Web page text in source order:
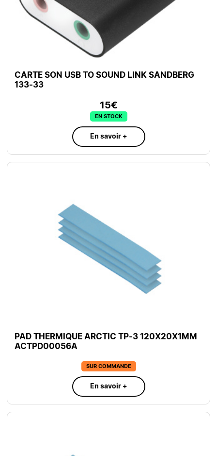
CARTE SON USB TO SOUND LINK SANDBERG
133-33
15€
EN STOCK
En savoir +
PAD THERMIQUE ARCTIC TP-3 120X20X1MM
ACTPD00056A
SUR COMMANDE
En savoir +